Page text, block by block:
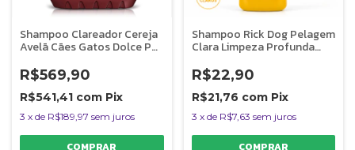
Shampoo Clareador Cereja
Avelã Cães Gatos Dolce Pet
R$569,90
R$541,41 com Pix
3 x de R$189,97 sem juros
Shampoo Rick Dog Pelagem
Clara Limpeza Profunda
R$22,90
R$21,76 com Pix
3 x de R$7,63 sem juros